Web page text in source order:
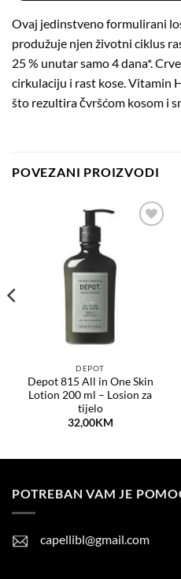
Ovaj jedinstveno formulirani
produžuje njen životni ciklus
25 % unutar samo 4 dana*.
cirkulaciju i rast kose. Vitamin
što rezultira čvršćom kosom i
POVEZANI PROIZVODI
DEPOT
Depot 815 All in One Skin
Lotion 200 ml – Losion za
tijelo
32,00KM
POTREBAN VAM JE
capellibl@gmail.com